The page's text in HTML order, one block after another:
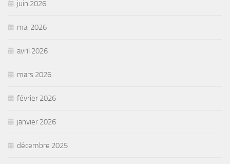
juin 2026
mai 2026
avril 2026
mars 2026
février 2026
janvier 2026
décembre 2025